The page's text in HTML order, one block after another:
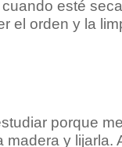
esté
el orden y la
porque
y lijarla.